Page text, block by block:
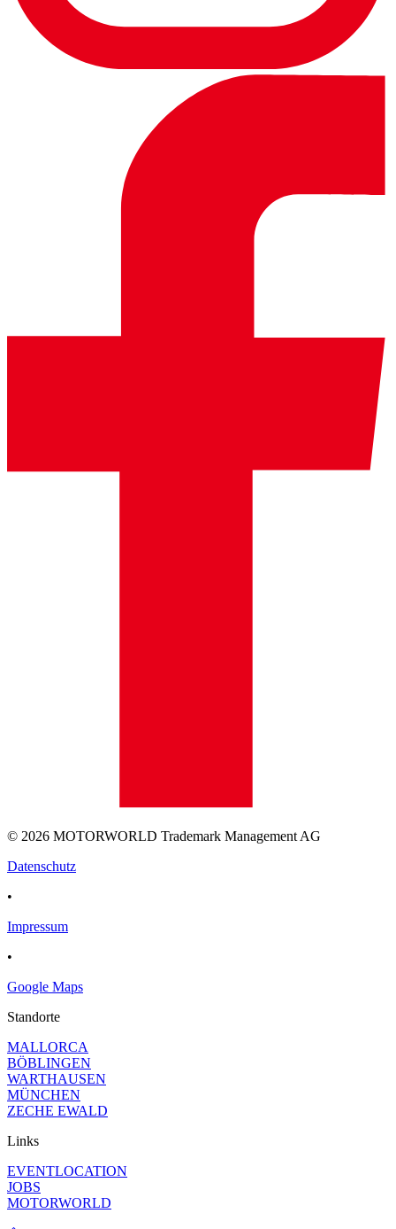
© 2026 MOTORWORLD Trademark Management AG
Datenschutz
•
Impressum
•
Google Maps
Standorte
MALLORCA
BÖBLINGEN
WARTHAUSEN
MÜNCHEN
ZECHE EWALD
Links
EVENTLOCATION
JOBS
MOTORWORLD